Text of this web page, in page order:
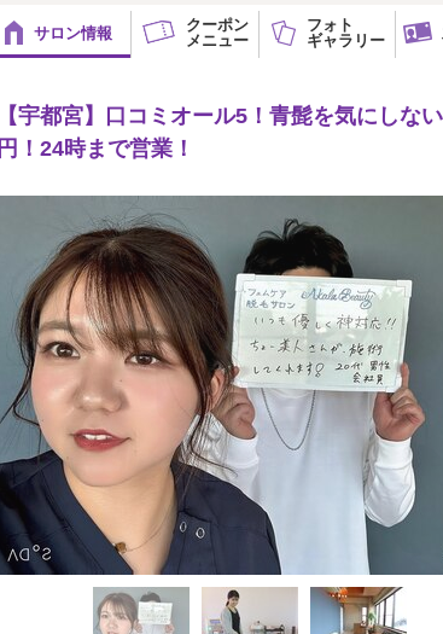
サロン情報
クーポン
メニュー
フォト
ギャラリー
【宇都宮】口コミオール5！青髭を気にしな
円！24時まで営業！